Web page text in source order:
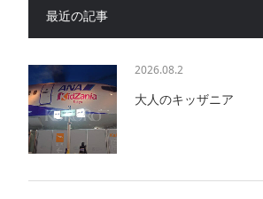
最近の記事
2026.08.2
大人のキッザニア